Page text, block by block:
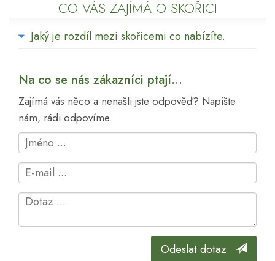
CO VÁS ZAJÍMÁ O SKOŘICI
Jaký je rozdíl mezi skořicemi co nabízíte.
Na co se nás zákazníci ptají...
Zajímá vás něco a nenašli jste odpověď? Napište
nám, rádi odpovíme.
Odeslat dotaz